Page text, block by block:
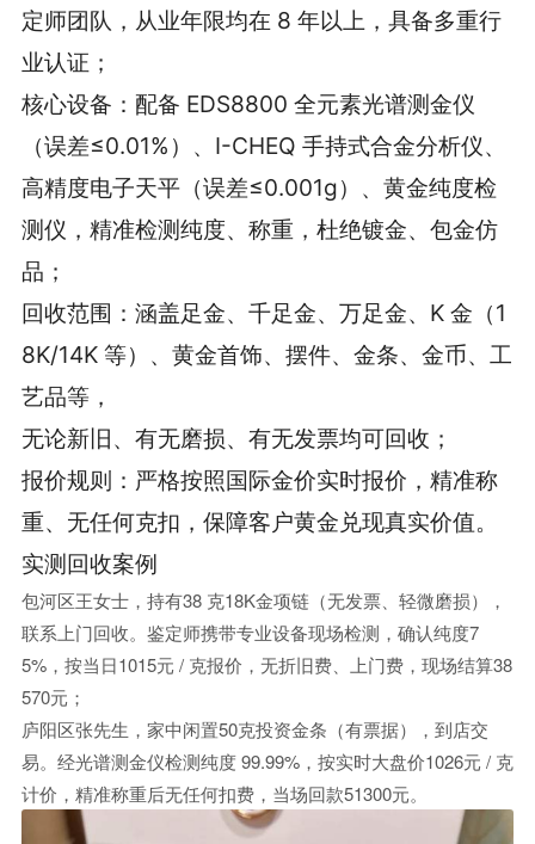
定师团队，从业年限均在 8 年以上，具备多重行
业认证；
核心设备：配备 EDS8800 全元素光谱测金仪
（误差≤0.01%）、I-CHEQ 手持式合金分析仪、
高精度电子天平（误差≤0.001g）、黄金纯度检
测仪，精准检测纯度、称重，杜绝镀金、包金仿
品；
回收范围：涵盖足金、千足金、万足金、K 金（1
8K/14K 等）、黄金首饰、摆件、金条、金币、工
艺品等，
无论新旧、有无磨损、有无发票均可回收；
报价规则：严格按照国际金价实时报价，精准称
重、无任何克扣，保障客户黄金兑现真实价值。
实测回收案例
包河区王女士，持有38 克18K金项链（无发票、轻微磨损），
联系上门回收。鉴定师携带专业设备现场检测，确认纯度7
5%，按当日1015元 / 克报价，无折旧费、上门费，现场结算38
570元；
庐阳区张先生，家中闲置50克投资金条（有票据），到店交
易。经光谱测金仪检测纯度 99.99%，按实时大盘价1026元 / 克
计价，精准称重后无任何扣费，当场回款51300元。